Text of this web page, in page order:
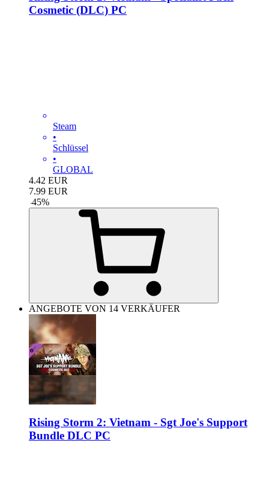
Cosmetic (DLC) PC
Steam
•
Schlüssel
•
GLOBAL
4.42 EUR
7.99 EUR
-45%
ANGEBOTE VON 14 VERKÄUFER
Rising Storm 2: Vietnam - Sgt Joe's Support
Bundle DLC PC